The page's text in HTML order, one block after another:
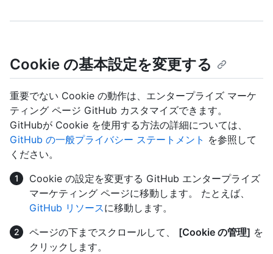
Cookie の基本設定を変更する
重要でない Cookie の動作は、エンタープライズ マーケ
ティング ページ GitHub カスタマイズできます。
GitHubが Cookie を使用する方法の詳細については、
GitHub の一般プライバシー ステートメント を参照して
ください。
Cookie の設定を変更する GitHub エンタープライズ
マーケティング ページに移動します。 たとえば、
GitHub リソースに移動します。
ページの下までスクロールして、 [Cookie の管理] を
クリックします。